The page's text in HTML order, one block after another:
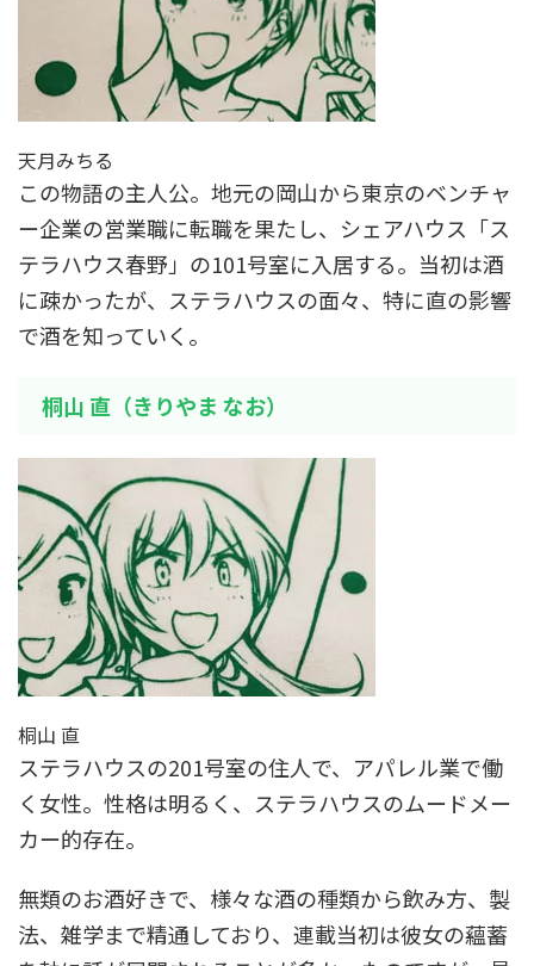
天月みちる
この物語の主人公。地元の岡山から東京のベンチャ
ー企業の営業職に転職を果たし、シェアハウス「ス
テラハウス春野」の101号室に入居する。当初は酒
に疎かったが、ステラハウスの面々、特に直の影響
で酒を知っていく。
桐山 直（きりやま なお）
桐山 直
ステラハウスの201号室の住人で、アパレル業で働
く女性。性格は明るく、ステラハウスのムードメー
カー的存在。
無類のお酒好きで、様々な酒の種類から飲み方、製
法、雑学まで精通しており、連載当初は彼女の蘊蓄